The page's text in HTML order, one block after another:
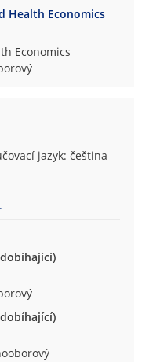
Health Economics
Economics
jazyk: čeština